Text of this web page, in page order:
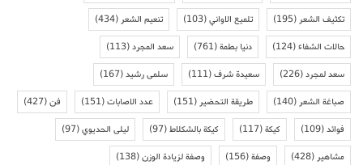
تكثيف الشعر(195) تلميع الاواني(103) تنعيم الشعر(434)
حالات الشفاء(124) دنيا بطمة(761) سعد المجرد(113)
سعد لمجرد(226) سعيدة شرف(111) سلمى رشيد(167)
صباغة الشعر(140) طريقة التحضير(151) عدد الاصابات(151) فن(427)
فوائد(109) كيكة(117) كيكة بالشكلاط(97) ليلى الحديوي(97)
مشاهير(428) وصفة(156) وصفة لزيادة الوزن(138)